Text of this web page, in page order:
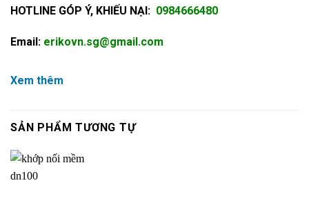
HOTLINE GÓP Ý, KHIẾU NẠI: 0984666480
Email: erikovn.sg@gmail.com
Xem thêm
SẢN PHẨM TƯƠNG TỰ